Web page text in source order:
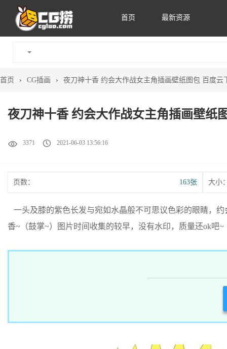
首页 最新资源
首页 › CG插画 › 夜刀神十香 约会大作战女主角插画壁纸图包 百度云
夜刀神十香 约会大作战女主角插画壁纸
3371 2021-06-03 13:56:16
页数： 163张 大小
一头及膝的紫色长发与宛如水晶般不可思议色彩的眼睛，
香~（鼓掌~）图片时间收集的较早，没有水印，质量还ok吧~